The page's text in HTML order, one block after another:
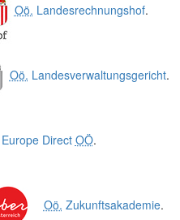
Oö. Landesrechnungshof.
Oö. Landesverwaltungsgericht.
Europe Direct OÖ.
Oö. Zukunftsakademie.